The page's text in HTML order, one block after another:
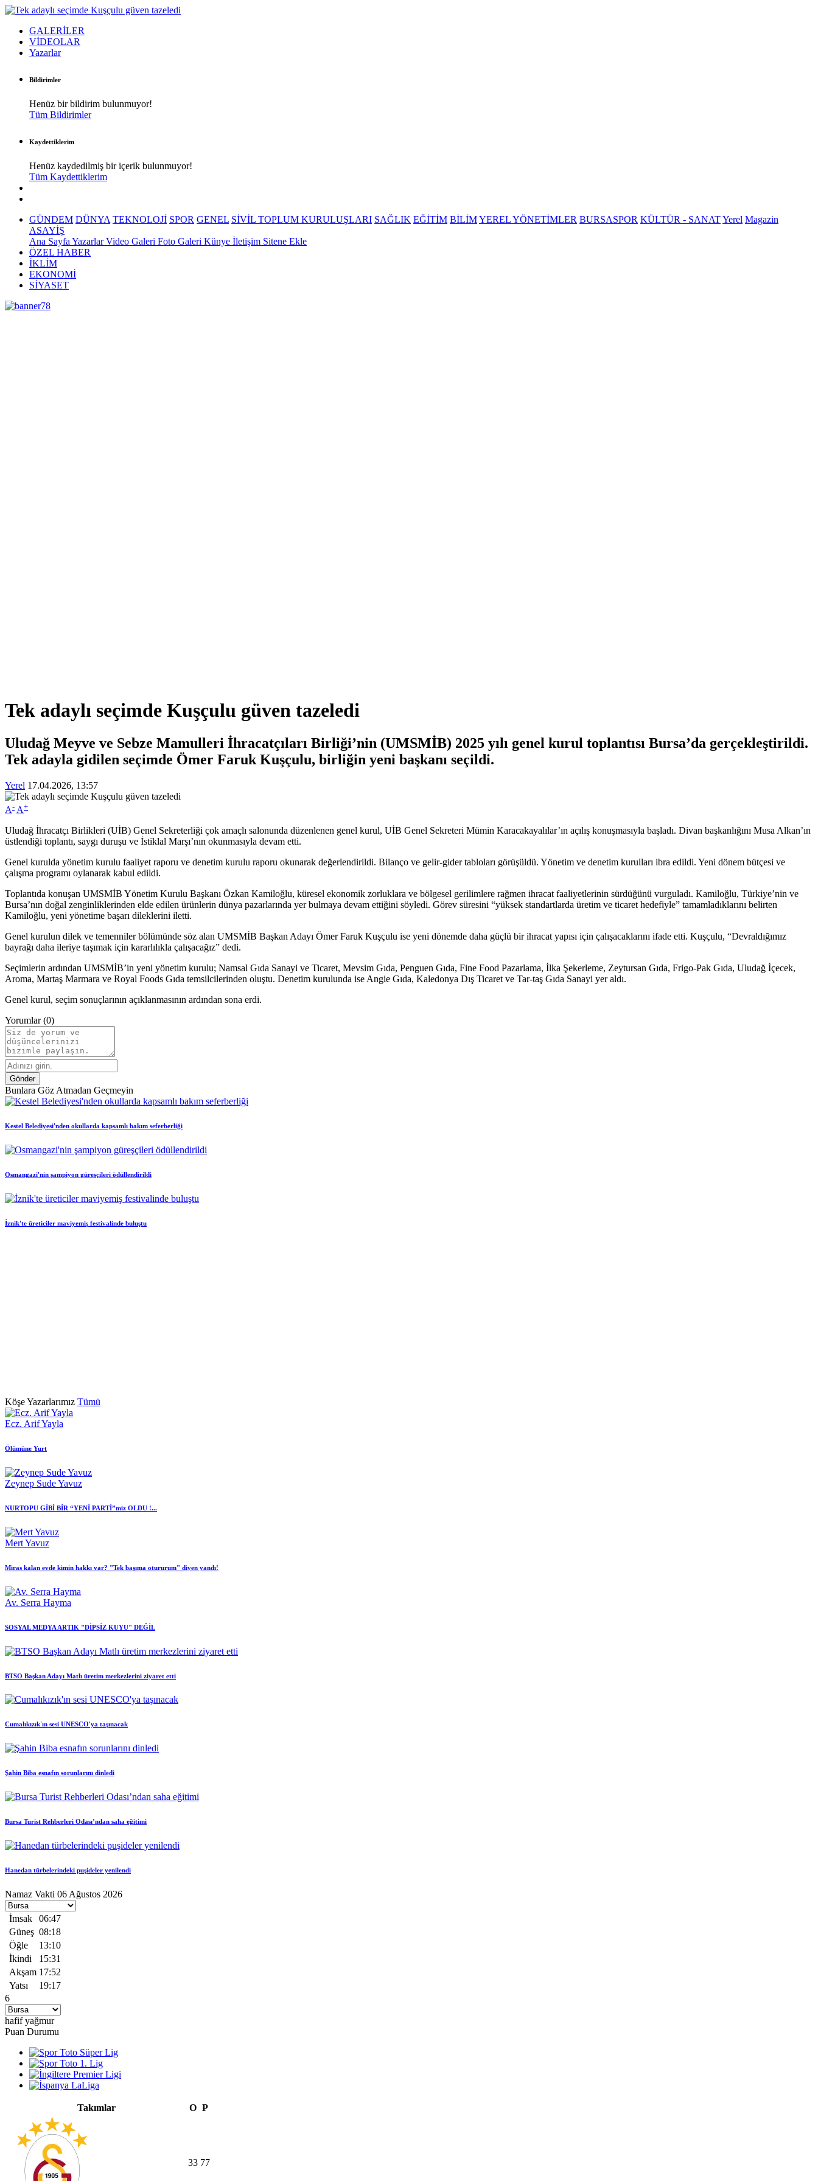
GALERİLER
VİDEOLAR
Yazarlar
Bildirimler
Henüz bir bildirim bulunmuyor!
Tüm Bildirimler
Kaydettiklerim
Henüz kaydedilmiş bir içerik bulunmuyor!
Tüm Kaydettiklerim
GÜNDEM DÜNYA TEKNOLOJİ SPOR GENEL SİVİL TOPLUM KURULUŞLARI SAĞLIK EĞİTİM BİLİMYEREL YÖNETİMLER BURSASPOR KÜLTÜR - SANATYerel Magazin
ASAYİŞ
Ana Sayfa YazarlarVideo Galeri Foto Galeri Künye İletişim Sitene Ekle
ÖZEL HABER
İKLİM
EKONOMİ
SİYASET
Tek adaylı seçimde Kuşçulu güven tazeledi
Uludağ Meyve ve Sebze Mamulleri İhracatçıları Birliği’nin (UMSMİB) 2025 yılı genel kurul toplantısı Bursa’da gerçekleştirildi.
Tek adayla gidilen seçimde Ömer Faruk Kuşçulu, birliğin yeni başkanı seçildi.
Yerel 17.04.2026, 13:57
A- A+
Uludağ İhracatçı Birlikleri (UİB) Genel Sekreterliği çok amaçlı salonunda düzenlenen genel kurul, UİB Genel Sekreteri Mümin Karacakayalılar’ın açılış konuşmasıyla başladı. Divan başkanlığını Musa Alkan’ın
üstlendiği toplantı, saygı duruşu ve İstiklal Marşı’nın okunmasıyla devam etti.
Genel kurulda yönetim kurulu faaliyet raporu ve denetim kurulu raporu okunarak değerlendirildi. Bilanço ve gelir-gider tabloları görüşüldü. Yönetim ve denetim kurulları ibra edildi. Yeni dönem bütçesi ve
çalışma programı oylanarak kabul edildi.
Toplantıda konuşan UMSMİB Yönetim Kurulu Başkanı Özkan Kamiloğlu, küresel ekonomik zorluklara ve bölgesel gerilimlere rağmen ihracat faaliyetlerinin sürdüğünü vurguladı. Kamiloğlu, Türkiye’nin ve
Bursa’nın doğal zenginliklerinden elde edilen ürünlerin dünya pazarlarında yer bulmaya devam ettiğini söyledi. Görev süresini “yüksek standartlarda üretim ve ticaret hedefiyle” tamamladıklarını belirten
Kamiloğlu, yeni yönetime başarı dileklerini iletti.
Genel kurulun dilek ve temenniler bölümünde söz alan UMSMİB Başkan Adayı Ömer Faruk Kuşçulu ise yeni dönemde daha güçlü bir ihracat yapısı için çalışacaklarını ifade etti. Kuşçulu, “Devraldığımız
bayrağı daha ileriye taşımak için kararlılıkla çalışacağız” dedi.
Seçimlerin ardından UMSMİB’in yeni yönetim kurulu; Namsal Gıda Sanayi ve Ticaret, Mevsim Gıda, Penguen Gıda, Fine Food Pazarlama, İlka Şekerleme, Zeytursan Gıda, Frigo-Pak Gıda, Uludağ İçecek,
Aroma, Martaş Marmara ve Royal Foods Gıda temsilcilerinden oluştu. Denetim kurulunda ise Angie Gıda, Kaledonya Dış Ticaret ve Tar-taş Gıda Sanayi yer aldı.
Genel kurul, seçim sonuçlarının açıklanmasının ardından sona erdi.
Yorumlar (0)
Gönder
Bunlara Göz Atmadan Geçmeyin
Kestel Belediyesi'nden okullarda kapsamlı bakım seferberliği
Osmangazi'nin şampiyon güreşçileri ödüllendirildi
İznik'te üreticiler maviyemiş festivalinde buluştu
Köşe Yazarlarımız Tümü
Ecz. Arif Yayla
Ölümüne Yurt
Zeynep Sude Yavuz
NURTOPU GİBİ BİR “YENİ PARTİ”miz OLDU !...
Mert Yavuz
Miras kalan evde kimin hakkı var? "Tek başıma otururum" diyen yandı!
Av. Serra Hayma
SOSYAL MEDYA ARTIK "DİPSİZ KUYU" DEĞİL
BTSO Başkan Adayı Matlı üretim merkezlerini ziyaret etti
Cumalıkızık'ın sesi UNESCO'ya taşınacak
Şahin Biba esnafın sorunlarını dinledi
Bursa Turist Rehberleri Odası’ndan saha eğitimi
Hanedan türbelerindeki puşideler yenilendi
Namaz Vakti 06 Ağustos 2026
İmsak
06:47
Güneş 08:18
Öğle
13:10
İkindi
15:31
Akşam 17:52
Yatsı
19:17
6
hafif yağmur
Puan Durumu
Takımlar O P
33 77